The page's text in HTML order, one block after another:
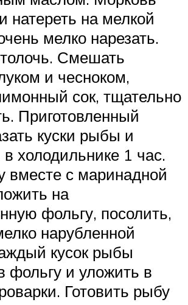
натереть на мелкой
мелко нарезать.
Смешать
и чесноком,
сок, тщательно
Приготовленный
куски рыбы и
холодильнике 1 час.
вместе с маринадной
на
фольгу, посолить,
нарубленной
кусок рыбы
фольгу и уложить в
Готовить рыбу